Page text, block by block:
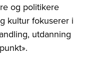
og politikere
kultur fokuserer i
utdanning